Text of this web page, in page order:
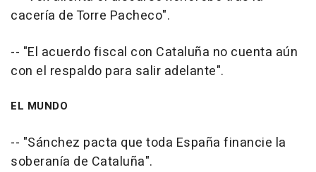
cacería de Torre Pacheco".
-- "El acuerdo fiscal con Cataluña no cuenta aún
con el respaldo para salir adelante".
EL MUNDO
-- "Sánchez pacta que toda España financie la
soberanía de Cataluña".